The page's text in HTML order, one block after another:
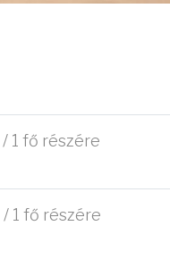
1 fő részére
1 fő részére